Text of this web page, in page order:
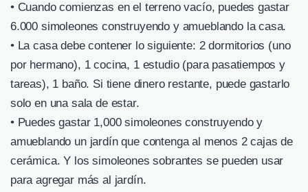
• Cuando comienzas en el terreno vacío, puedes gastar
6.000 simoleones construyendo y amueblando la casa.
• La casa debe contener lo siguiente: 2 dormitorios (uno
por hermano), 1 cocina, 1 estudio (para pasatiempos y
tareas), 1 baño. Si tiene dinero restante, puede gastarlo
solo en una sala de estar.
• Puedes gastar 1,000 simoleones construyendo y
amueblando un jardín que contenga al menos 2 cajas de
cerámica. Y los simoleones sobrantes se pueden usar
para agregar más al jardín.